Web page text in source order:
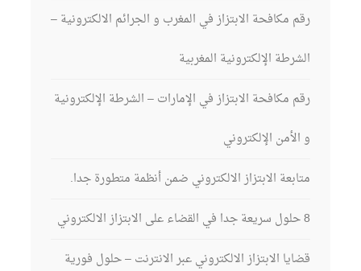
رقم مكافحة الابتزاز في المغرب و الجرائم الالكترونية –
الشرطة الإلكترونية المغربية
رقم مكافحة الابتزاز في الإمارات – الشرطة الإلكترونية
و الأمن الإلكتروني
متابعة الابتزاز الالكتروني ضمن أنظمة متطورة جدا.
8 حلول سريعة جدا في القضاء على الابتزاز الالكتروني
قضايا الابتزاز الالكتروني عبر الانترنت – حلول فورية